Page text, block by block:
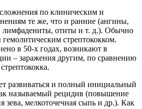
по клиническим и
те же, что и ранние (ангины,
лимфадениты, отиты и т. д.). Обычно
стрептококком.
в 50-х годах, возникают в
– заражения другим, по сравнению
развиваться и полный инициальный
называемый рецидив (повышение
зева, мелкоточечная сыпь и др.). Как